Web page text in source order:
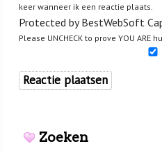
keer wanneer ik een reactie plaats.
Protected by BestWebSoft
Please UNCHECK to prove YOU ARE
Zoeken